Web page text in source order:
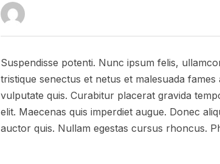
Suspendisse potenti. Nunc ipsum felis,
tristique senectus et netus et malesuada
vulputate quis. Curabitur placerat gravida
elit. Maecenas quis imperdiet augue. Donec
auctor quis. Nullam egestas cursus rhoncus.